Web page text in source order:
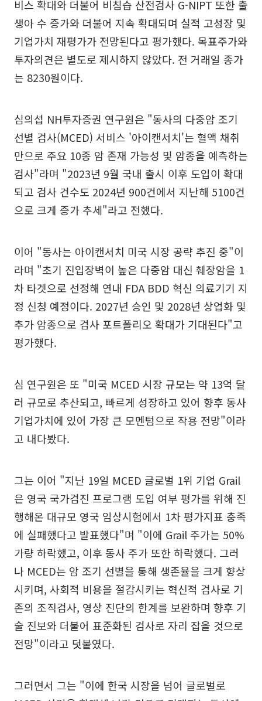
비스 확대와 더불어 비침습 산전검사 G-NIPT 또한 출
생아 수 증가와 더불어 지속 확대되며 실적 고성장 및
기업가치 재평가가 전망된다고 평가했다. 목표주가와
투자의견은 별도로 제시하지 않았다. 전 거래일 종가
는 8230원이다.
심의섭 NH투자증권 연구원은 "동사의 다중암 조기
선별 검사(MCED) 서비스 '아이캔서치'는 혈액 채취
만으로 주요 10종 암 존재 가능성 및 암종을 예측하는
검사"라며 "2023년 9월 국내 출시 이후 도입이 확대
되고 검사 건수도 2024년 900건에서 지난해 5100건
으로 크게 증가 추세"라고 전했다.
이어 "동사는 아이캔서치 미국 시장 공략 추진 중"이
라며 "초기 진입장벽이 높은 다중암 대신 췌장암을 1
차 타겟으로 선정해 연내 FDA BDD 혁신 의료기기 지
정 신청 예정이다. 2027년 승인 및 2028년 상업화 및
추가 암종으로 검사 포트폴리오 확대가 기대된다"고
평가했다.
심 연구원은 또 "미국 MCED 시장 규모는 약 13억 달
러 규모로 추산되고, 빠르게 성장하고 있어 향후 동사
기업가치에 있어 가장 큰 모멘텀으로 작용 전망"이라
고 내다봤다.
그는 이어 "지난 19일 MCED 글로벌 1위 기업 Grail
은 영국 국가검진 프로그램 도입 여부 평가를 위해 진
행해온 대규모 영국 임상시험에서 1차 평가지표 충족
에 실패했다고 발표했다"며 "이에 Grail 주가는 50%
가량 하락했고, 이후 동사 주가 또한 하락했다. 그러
나 MCED는 암 조기 선별을 통해 생존율을 크게 향상
시키며, 사회적 비용을 절감시키는 혁신적 검사로 기
존의 조직검사, 영상 진단의 한계를 보완하며 향후 기
술 진보와 더불어 표준화된 검사로 자리 잡을 것으로
전망"이라고 덧붙였다.
그러면서 그는 "이에 한국 시장을 넘어 글로벌로